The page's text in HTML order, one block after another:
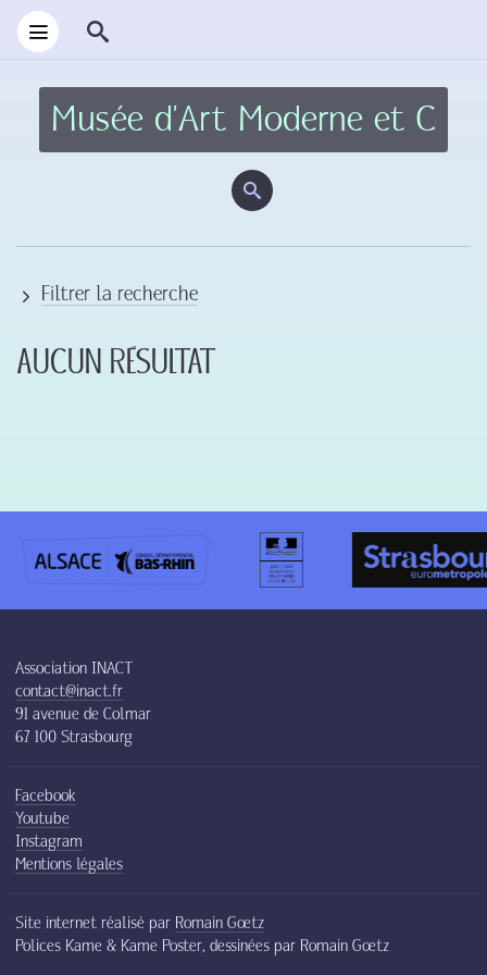
Filtrer la recherche
Aucun résultat
Association INACT
contact@inact.fr
91 avenue de Colmar
67 100 Strasbourg
Facebook
Youtube
Instagram
Mentions légales
Site internet réalisé par Romain Gœtz
Polices Kame & Kame Poster, dessinées par Romain Gœtz